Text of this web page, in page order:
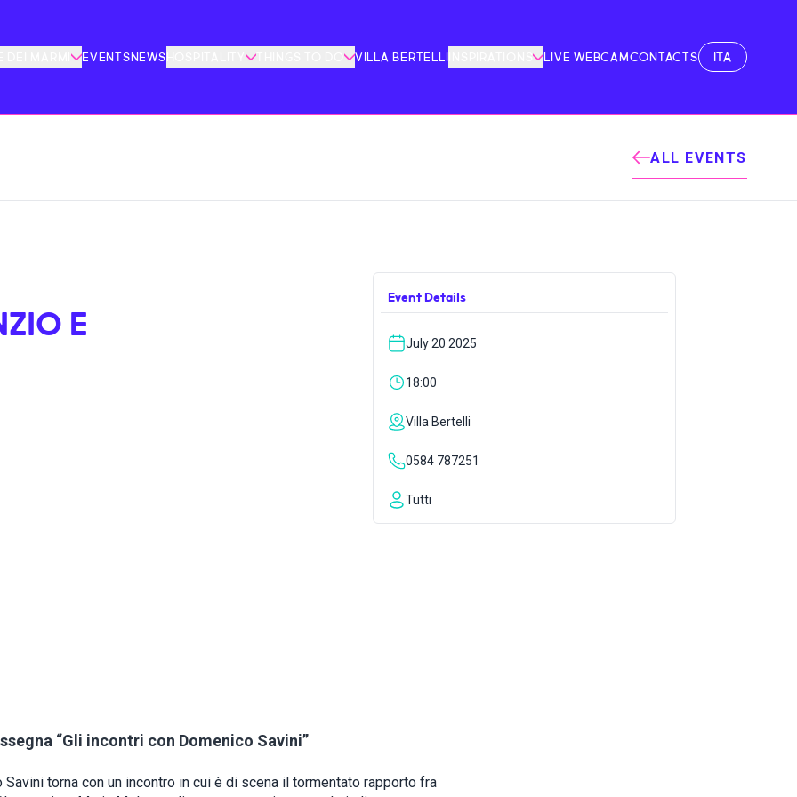
ITA
DEI MARMI EVENTSNEWS THINGS TO DO VILLA BERTELLI INSPIRATIONS LIVE WEBCAMCONTACTS
ALL EVENTS
E
Event Details
July 20 2025
18:00
Villa Bertelli
0584 787251
Tutti
“Gli incontri con Domenico Savini”
Savini torna con un incontro in cui è di scena il tormentato rapporto fra